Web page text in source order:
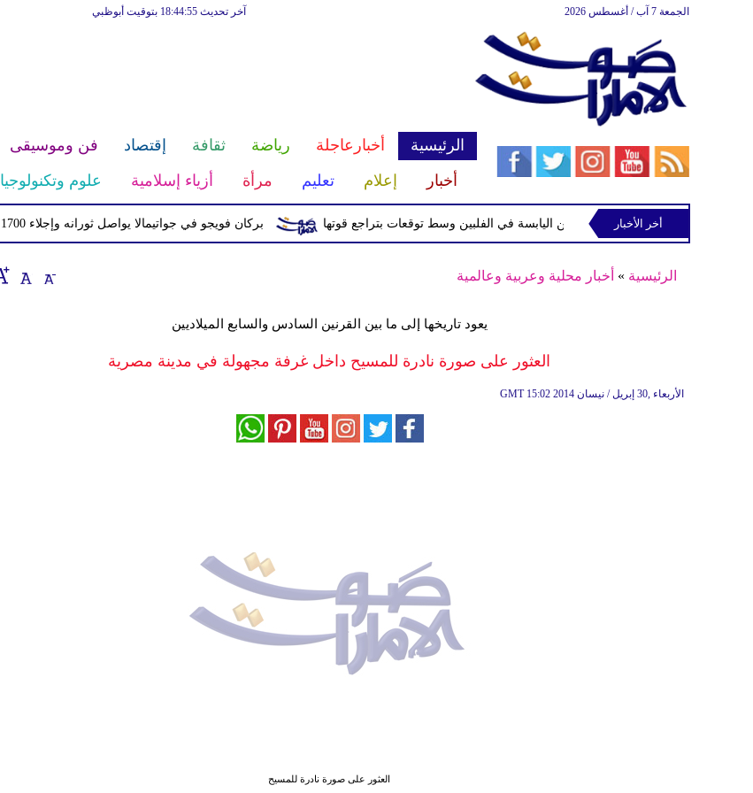
آخر تحديث 18:44:55 بتوقيت أبوظبي الجمعة 7 آب / أغسطس 2026
الرئيسية أخبارعاجلة رياضة ثقافة إقتصاد فن وموسيقى
أخبار
إعلام تعليم مرأة أزياء إسلامية علوم وتكنولوجيا
بركان فويجو في جواتيمالا يواصل ثورانه وإجلاء 1700 شخص بسبب الرماد والتدفقات الطينية الاستوائية "مايماي" تقترب من اليابسة في الفلبين وسط توقعات بتراجع قوتها
أخر الأخبار
الرئيسية » أخبار محلية وعربية وعالمية
يعود تاريخها إلى ما بين القرنين السادس والسابع الميلاديين
العثور على صورة نادرة للمسيح داخل غرفة مجهولة في مدينة مصرية
GMT 15:02 2014 الأربعاء ,30 إبريل / نيسان
العثور على صورة نادرة للمسيح